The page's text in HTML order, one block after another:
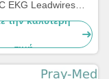
EKG Leadwires
002 10 AHA 1.2M
την καλύτερη
τιμή